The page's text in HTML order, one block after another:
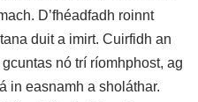
D’fhéadfadh roinnt
duit a imirt. Cuirfidh an
nó trí ríomhphost, ag
in easnamh a sholáthar.